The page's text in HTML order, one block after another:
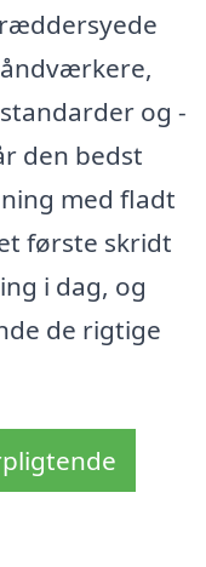
og -
den bedst
med fladt
første skridt
i dag, og
de rigtige